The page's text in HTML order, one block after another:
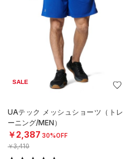
SALE
UAテック メッシュショーツ（トレ
ーニング/MEN）
￥2,387 30%OFF
￥3,410